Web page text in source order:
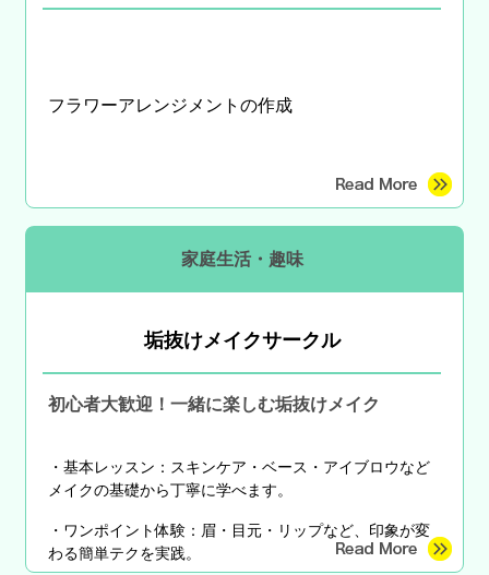
フラワーアレンジメントの作成
家庭生活・趣味
垢抜けメイクサークル
初心者大歓迎！一緒に楽しむ垢抜けメイク
・基本レッスン：スキンケア・ベース・アイブロウなど
メイクの基礎から丁寧に学べます。
・ワンポイント体験：眉・目元・リップなど、印象が変
わる簡単テクを実践。